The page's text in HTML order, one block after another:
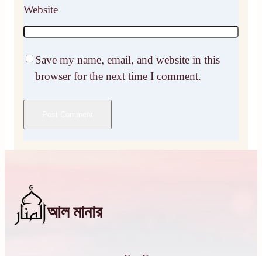
Website
Save my name, email, and website in this
browser for the next time I comment.
আল মানার